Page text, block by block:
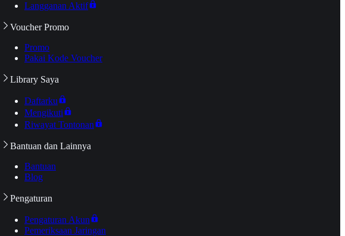
Langganan Aktif
Voucher Promo
Promo
Pakai Kode Voucher
Library Saya
Daftarku
Mengikuti
Riwayat Tontonan
Bantuan dan Lainnya
Bantuan
Blog
Pengaturan
Pengaturan Akun
Pemeriksaan Jaringan